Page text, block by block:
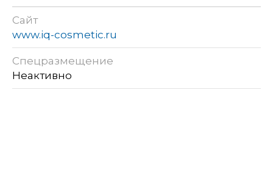
Сайт
www.iq-cosmetic.ru
Спецразмещение
Неактивно